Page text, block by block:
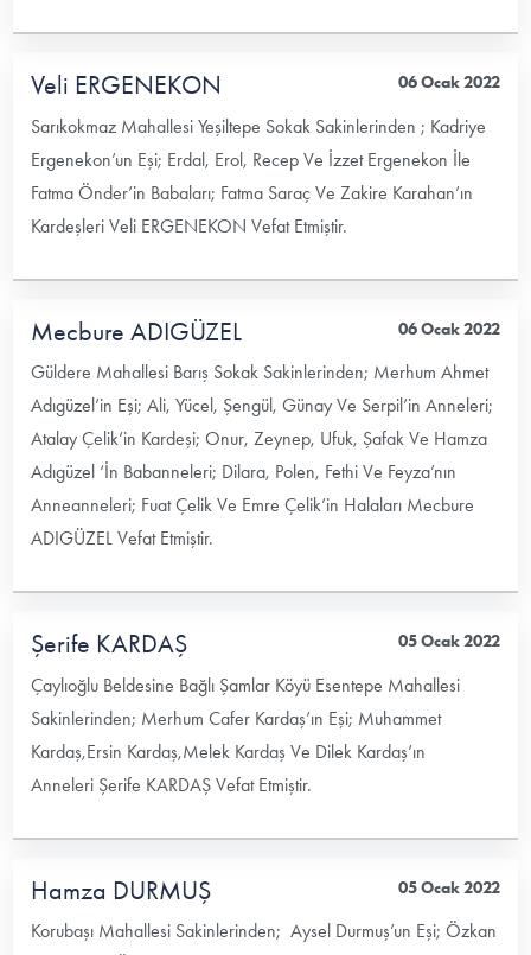
Veli ERGENEKON 06 Ocak 2022
Sarıkokmaz Mahallesi Yeşiltepe Sokak Sakinlerinden ; Kadriye
Ergenekon’un Eşi; Erdal, Erol, Recep Ve İzzet Ergenekon İle
Fatma Önder’in Babaları; Fatma Saraç Ve Zakire Karahan’ın
Kardeşleri Veli ERGENEKON Vefat Etmiştir.
Mecbure ADIGÜZEL 06 Ocak 2022
Güldere Mahallesi Barış Sokak Sakinlerinden; Merhum Ahmet
Adıgüzel’in Eşi; Ali, Yücel, Şengül, Günay Ve Serpil’in Anneleri;
Atalay Çelik’in Kardeşi; Onur, Zeynep, Ufuk, Şafak Ve Hamza
Adıgüzel ‘İn Babanneleri; Dilara, Polen, Fethi Ve Feyza’nın
Anneanneleri; Fuat Çelik Ve Emre Çelik’in Halaları Mecbure
ADIGÜZEL Vefat Etmiştir.
Şerife KARDAŞ 05 Ocak 2022
Çaylıoğlu Beldesine Bağlı Şamlar Köyü Esentepe Mahallesi
Sakinlerinden; Merhum Cafer Kardaş’ın Eşi; Muhammet
Kardaş,Ersin Kardaş,Melek Kardaş Ve Dilek Kardaş’ın
Anneleri Şerife KARDAŞ Vefat Etmiştir.
Hamza DURMUŞ 05 Ocak 2022
Korubaşı Mahallesi Sakinlerinden; Aysel Durmuş’un Eşi; Özkan